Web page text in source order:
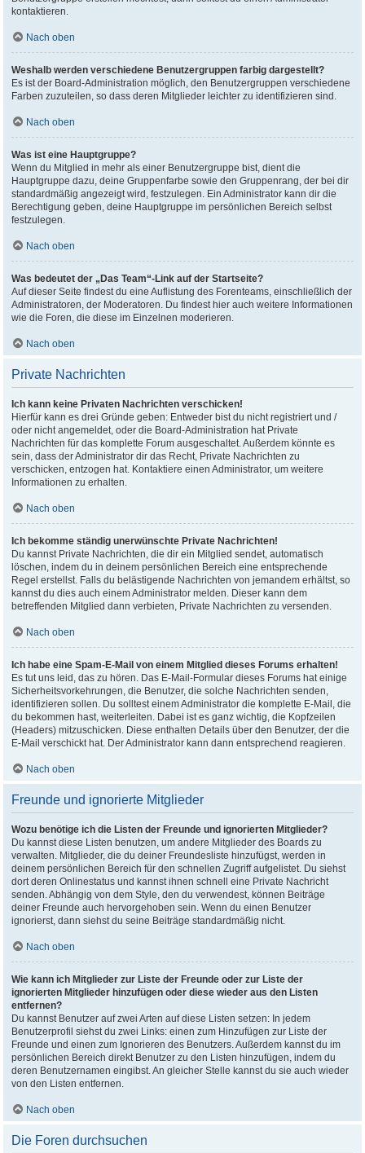
kontaktieren.
Nach oben
Weshalb werden verschiedene Benutzergruppen farbig dargestellt?
Es ist der Board-Administration möglich, den Benutzergruppen verschiedene
Farben zuzuteilen, so dass deren Mitglieder leichter zu identifizieren sind.
Nach oben
Was ist eine Hauptgruppe?
Wenn du Mitglied in mehr als einer Benutzergruppe bist, dient die
Hauptgruppe dazu, deine Gruppenfarbe sowie den Gruppenrang, der bei dir
standardmäßig angezeigt wird, festzulegen. Ein Administrator kann dir die
Berechtigung geben, deine Hauptgruppe im persönlichen Bereich selbst
festzulegen.
Nach oben
Was bedeutet der „Das Team“-Link auf der Startseite?
Auf dieser Seite findest du eine Auflistung des Forenteams, einschließlich der
Administratoren, der Moderatoren. Du findest hier auch weitere Informationen
wie die Foren, die diese im Einzelnen moderieren.
Nach oben
Private Nachrichten
Ich kann keine Privaten Nachrichten verschicken!
Hierfür kann es drei Gründe geben: Entweder bist du nicht registriert und /
oder nicht angemeldet, oder die Board-Administration hat Private
Nachrichten für das komplette Forum ausgeschaltet. Außerdem könnte es
sein, dass der Administrator dir das Recht, Private Nachrichten zu
verschicken, entzogen hat. Kontaktiere einen Administrator, um weitere
Informationen zu erhalten.
Nach oben
Ich bekomme ständig unerwünschte Private Nachrichten!
Du kannst Private Nachrichten, die dir ein Mitglied sendet, automatisch
löschen, indem du in deinem persönlichen Bereich eine entsprechende
Regel erstellst. Falls du belästigende Nachrichten von jemandem erhältst, so
kannst du dies auch einem Administrator melden. Dieser kann dem
betreffenden Mitglied dann verbieten, Private Nachrichten zu versenden.
Nach oben
Ich habe eine Spam-E-Mail von einem Mitglied dieses Forums erhalten!
Es tut uns leid, das zu hören. Das E-Mail-Formular dieses Forums hat einige
Sicherheitsvorkehrungen, die Benutzer, die solche Nachrichten senden,
identifizieren sollen. Du solltest einem Administrator die komplette E-Mail, die
du bekommen hast, weiterleiten. Dabei ist es ganz wichtig, die Kopfzeilen
(Headers) mitzuschicken. Diese enthalten Details über den Benutzer, der die
E-Mail verschickt hat. Der Administrator kann dann entsprechend reagieren.
Nach oben
Freunde und ignorierte Mitglieder
Wozu benötige ich die Listen der Freunde und ignorierten Mitglieder?
Du kannst diese Listen benutzen, um andere Mitglieder des Boards zu
verwalten. Mitglieder, die du deiner Freundesliste hinzufügst, werden in
deinem persönlichen Bereich für den schnellen Zugriff aufgelistet. Du siehst
dort deren Onlinestatus und kannst ihnen schnell eine Private Nachricht
senden. Abhängig von dem Style, den du verwendest, können Beiträge
deiner Freunde auch hervorgehoben sein. Wenn du einen Benutzer
ignorierst, dann siehst du seine Beiträge standardmäßig nicht.
Nach oben
Wie kann ich Mitglieder zur Liste der Freunde oder zur Liste der
ignorierten Mitglieder hinzufügen oder diese wieder aus den Listen
entfernen?
Du kannst Benutzer auf zwei Arten auf diese Listen setzen: In jedem
Benutzerprofil siehst du zwei Links: einen zum Hinzufügen zur Liste der
Freunde und einen zum Ignorieren des Benutzers. Außerdem kannst du im
persönlichen Bereich direkt Benutzer zu den Listen hinzufügen, indem du
deren Benutzernamen eingibst. An gleicher Stelle kannst du sie auch wieder
von den Listen entfernen.
Nach oben
Die Foren durchsuchen